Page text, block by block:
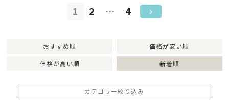
おすすめ順 価格が安い順
価格が高い順 新着順
1 2 … 4
カテゴリー絞り込み